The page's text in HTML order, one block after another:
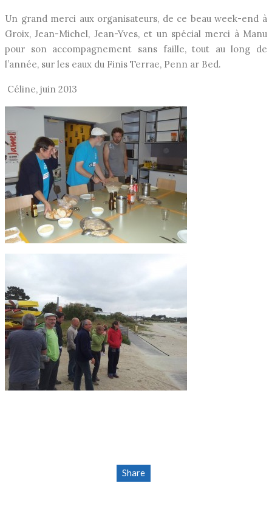
Un grand merci aux organisateurs, de ce beau week-end à
Groix, Jean-Michel, Jean-Yves, et un spécial merci à Manu
pour son accompagnement sans faille, tout au long de
l’année, sur les eaux du Finis Terrae, Penn ar Bed.
Céline, juin 2013
Share